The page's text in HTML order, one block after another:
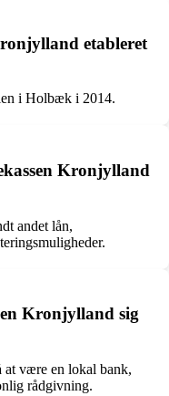
etableret
i Holbæk i 2014.
Kronjylland
andet lån,
Kronjylland sig
at være en lokal bank,
rådgivning.